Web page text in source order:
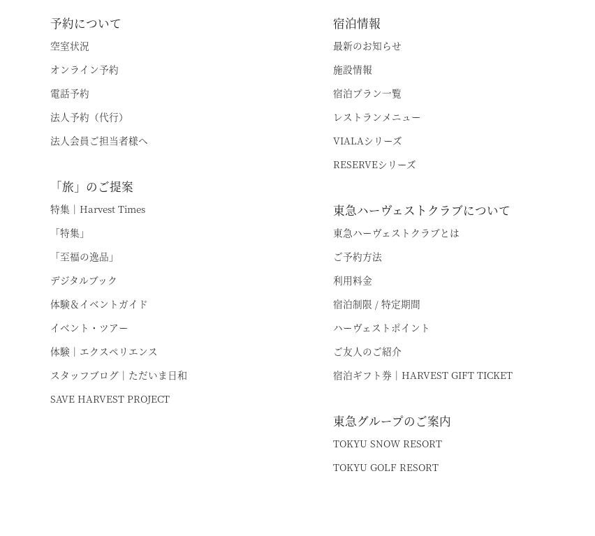
ただいま日和
総合サイトに戻る
空室状況のご確認はこちら
※ご利用には「 My Harvest 」へのログインが必要です
お電話でのご予約はこちら
予約について
空室状況
オンライン予約
電話予約
法人予約（代行）
法人会員ご担当者様へ
「旅」のご提案
特集｜Harvest Times
「特集」
「至福の逸品」
デジタルブック
体験＆イベントガイド
イベント・ツアー
体験｜エクスペリエンス
スタッフブログ｜ただいま日和
SAVE HARVEST PROJECT
宿泊情報
最新のお知らせ
施設情報
宿泊プラン一覧
レストランメニュー
VIALAシリーズ
RESERVEシリーズ
東急ハーヴェストクラブについて
東急ハーヴェストクラブとは
ご予約方法
利用料金
宿泊制限 / 特定期間
ハーヴェストポイント
ご友人のご紹介
宿泊ギフト券｜HARVEST GIFT TICKET
東急グループのご案内
TOKYU SNOW RESORT
TOKYU GOLF RESORT